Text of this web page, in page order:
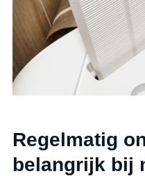
Regelmatig
belangrijk bij